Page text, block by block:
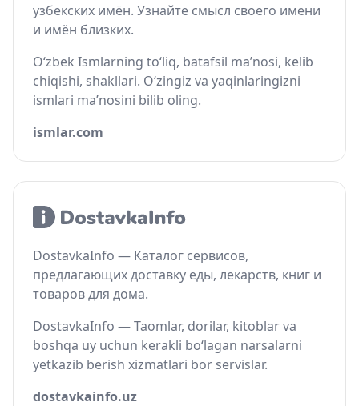
узбекских имён. Узнайте смысл своего имени
и имён близких.
O‘zbek Ismlarning to‘liq, batafsil ma’nosi, kelib
chiqishi, shakllari. O‘zingiz va yaqinlaringizni
ismlari ma’nosini bilib oling.
ismlar.com
DostavkaInfo — Каталог сервисов,
предлагающих доставку еды, лекарств, книг и
товаров для дома.
DostavkaInfo — Taomlar, dorilar, kitoblar va
boshqa uy uchun kerakli bo‘lagan narsalarni
yetkazib berish xizmatlari bor servislar.
dostavkainfo.uz